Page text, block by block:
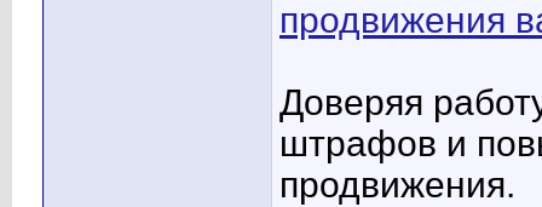
продвижения
Доверяя
штрафов и
продвижения.